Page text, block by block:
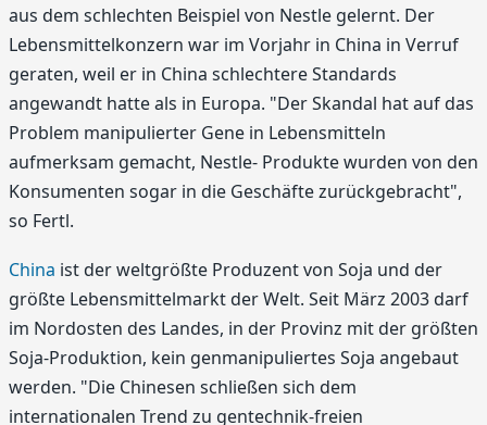
aus dem schlechten Beispiel von Nestle gelernt. Der
Lebensmittelkonzern war im Vorjahr in China in Verruf
geraten, weil er in China schlechtere Standards
angewandt hatte als in Europa. "Der Skandal hat auf das
Problem manipulierter Gene in Lebensmitteln
aufmerksam gemacht, Nestle- Produkte wurden von den
Konsumenten sogar in die Geschäfte zurückgebracht",
so Fertl.
China ist der weltgrößte Produzent von Soja und der
größte Lebensmittelmarkt der Welt. Seit März 2003 darf
im Nordosten des Landes, in der Provinz mit der größten
Soja-Produktion, kein genmanipuliertes Soja angebaut
werden. "Die Chinesen schließen sich dem
internationalen Trend zu gentechnik-freien